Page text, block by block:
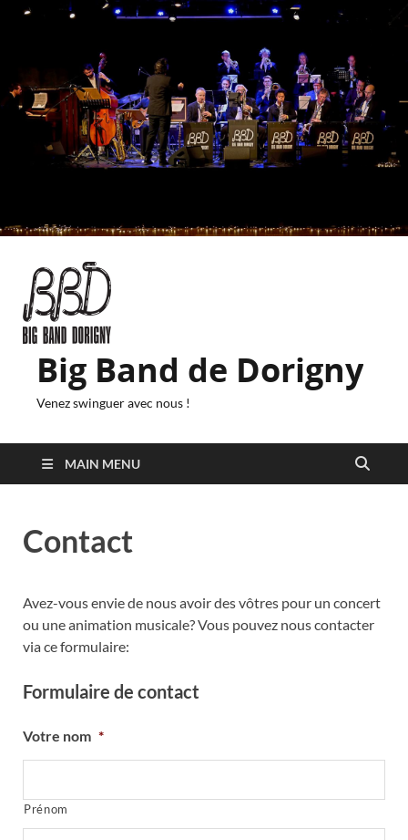
Big Band de Dorigny
Venez swinguer avec nous !
MAIN MENU
Contact
Avez-vous envie de nous avoir des vôtres pour un concert
ou une animation musicale? Vous pouvez nous contacter
via ce formulaire:
Formulaire de contact
Votre nom *
Prénom